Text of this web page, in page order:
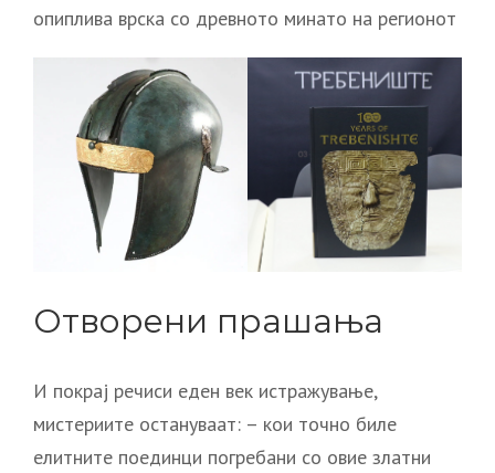
опиплива врска со древното минато на регионот
Отворени прашања
И покрај речиси еден век истражување,
мистериите остануваат: – кои точно биле
елитните поединци погребани со овие златни